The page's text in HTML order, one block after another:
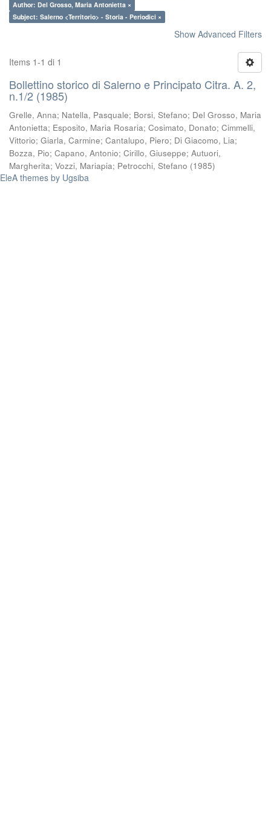
Author: Del Grosso, Maria Antonietta ×
Subject: Salerno <Territorio> - Storia - Periodici ×
Show Advanced Filters
Items 1-1 di 1
Bollettino storico di Salerno e Principato Citra. A. 2,
n.1/2 (1985)
Grelle, Anna; Natella, Pasquale; Borsi, Stefano; Del Grosso, Maria
Antonietta; Esposito, Maria Rosaria; Cosimato, Donato; Cimmelli,
Vittorio; Giarla, Carmine; Cantalupo, Piero; Di Giacomo, Lia;
Bozza, Pio; Capano, Antonio; Cirillo, Giuseppe; Autuori,
Margherita; Vozzi, Mariapia; Petrocchi, Stefano (1985)
EleA themes by Ugsiba